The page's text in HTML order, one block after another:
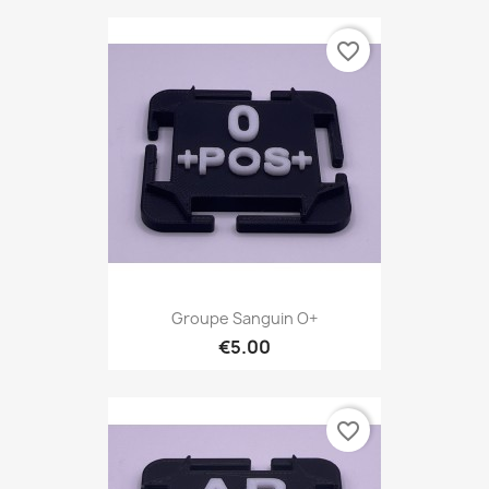
Groupe Sanguin O+
€5.00
favorite_border
favorite_border